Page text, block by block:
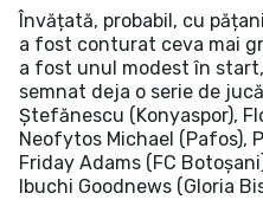
Învățată, probabil, cu
a fost conturat ceva mai
a fost unul modest în
semnat deja o serie de
Ștefănescu (Konyaspor),
Neofytos Michael (Pafos),
Friday Adams (FC
Ibuchi Goodnews (Gloria